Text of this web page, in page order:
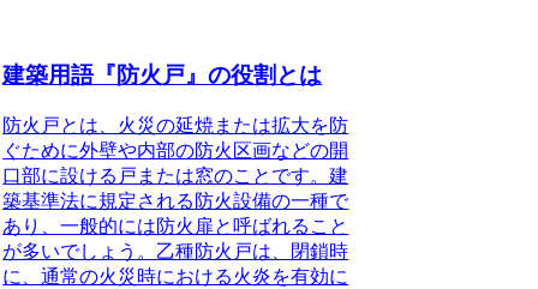
建築用語『防火戸』の役割とは
防火戸とは、火災の延焼または拡大を防
ぐために外壁や内部の防火区画などの開
口部に設ける戸または窓のことです。建
築基準法に規定される防火設備の一種で
あり、一般的には防火扉と呼ばれること
が多いでしょう。 乙種防火戸は、閉鎖時
に、通常の火災時における火炎を有効に